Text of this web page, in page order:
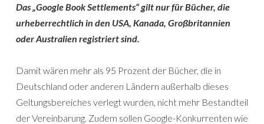
Das „Google Book Settlements“ gilt nur für Bücher, die
urheberrechtlich in den USA, Kanada, Großbritannien
oder Australien registriert sind.
Damit wären mehr als 95 Prozent der Bücher, die in
Deutschland oder anderen Ländern außerhalb dieses
Geltungsbereiches verlegt wurden, nicht mehr Bestandteil
der Vereinbarung. Zudem sollen Google-Konkurrenten wie